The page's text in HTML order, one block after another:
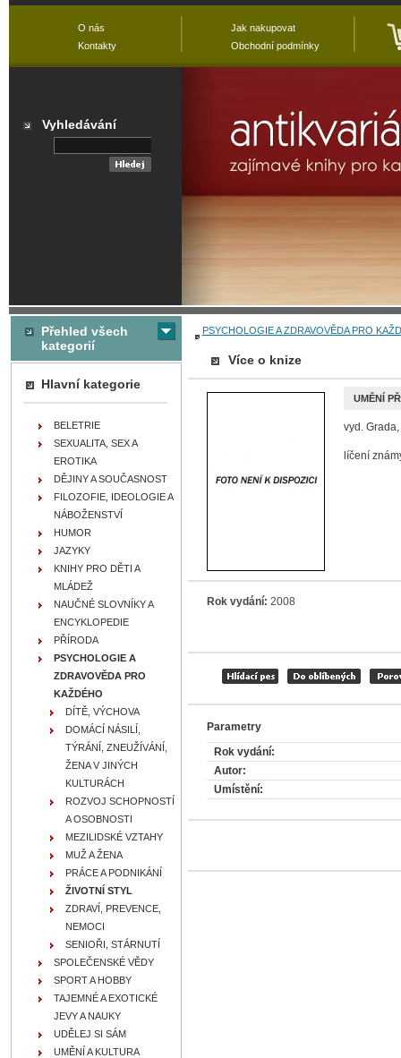
PSYCHOLOGIE A ZDRAVOVĚDA PRO
Více o knize
UMĚNÍ
vyd.
líčení
Rok vydání: 2008
Parametry
Rok vydání:
Autor:
Umístění:
Přehled všech
kategorií
Hlavní kategorie
BELETRIE
SEXUALITA, SEX A
EROTIKA
DĚJINY A SOUČASNOST
FILOZOFIE, IDEOLOGIE A
NÁBOŽENSTVÍ
HUMOR
JAZYKY
KNIHY PRO DĚTI A
MLÁDEŽ
NAUČNÉ SLOVNÍKY A
ENCYKLOPEDIE
PŘÍRODA
PSYCHOLOGIE A
ZDRAVOVĚDA PRO
KAŽDÉHO
DÍTĚ, VÝCHOVA
DOMÁCÍ NÁSILÍ,
TÝRÁNÍ, ZNEUŽÍVÁNÍ,
ŽENA V JINÝCH
KULTURÁCH
ROZVOJ SCHOPNOSTÍ
A OSOBNOSTI
MEZILIDSKÉ VZTAHY
MUŽ A ŽENA
PRÁCE A PODNIKÁNÍ
ŽIVOTNÍ STYL
ZDRAVÍ, PREVENCE,
NEMOCI
SENIOŘI, STÁRNUTÍ
SPOLEČENSKÉ VĚDY
SPORT A HOBBY
TAJEMNÉ A EXOTICKÉ
JEVY A NAUKY
UDĚLEJ SI SÁM
UMĚNÍ A KULTURA
O nás
Kontakty
Jak nakupovat
Obchodní podmínky
Vyhledávání